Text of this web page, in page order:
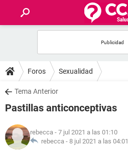
FOROS
SALUD
NUTRICIÓN
Foros Sexualidad
Tema Anterior
Pastillas anticonceptivas
rebecca - 7 jul 2021 a las 01:10
rebecca - 8 jul 2021 a las 04:01